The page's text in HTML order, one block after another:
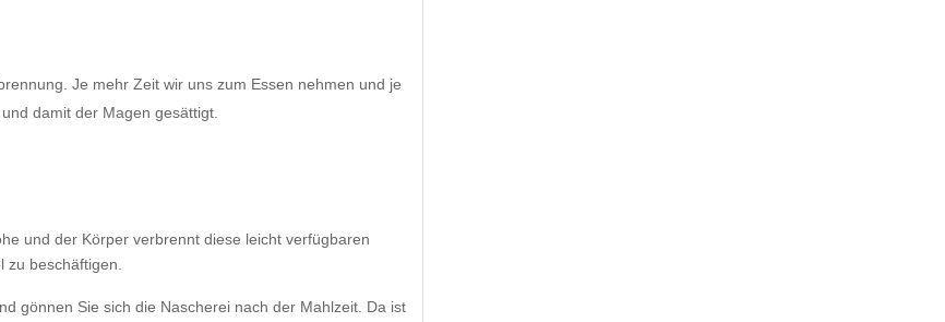
Je mehr Zeit wir uns zum Essen nehmen und je
damit der Magen gesättigt.
und der Körper verbrennt diese leicht verfügbaren
zu beschäftigen.
gönnen Sie sich die Nascherei nach der Mahlzeit. Da ist